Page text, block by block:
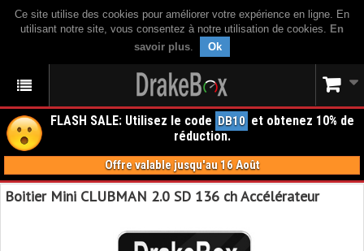
Ce site utilise des cookies pour améliorer votre expérience en ligne. En
utilisant notre site, vous consentez à notre utilisation de cookies. En
savoir plus. Ok
FLASH SALE: Utilisez le code DB10 et obtenez 10% de
réduction.
Offre valable jusqu'au 16 Août
Boitier Mini CLUBMAN 2.0 SD 136 ch Accélérateur